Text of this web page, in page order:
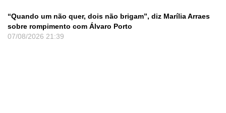
“Quando um não quer, dois não brigam”, diz Marília Arraes
sobre rompimento com Álvaro Porto
07/08/2026 21:39